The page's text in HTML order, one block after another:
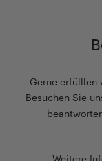
Gerne erfülllen
Besuchen Sie
Weitere